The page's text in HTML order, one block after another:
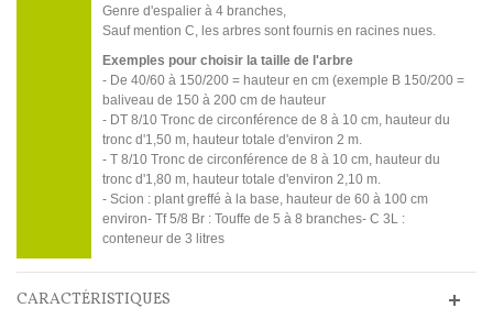
Genre d'espalier à 4 branches,
Sauf mention C, les arbres sont fournis en racines nues.
Exemples pour choisir la taille de l'arbre
- De 40/60 à 150/200 = hauteur en cm (exemple B 150/200 =
baliveau de 150 à 200 cm de hauteur
- DT 8/10 Tronc de circonférence de 8 à 10 cm, hauteur du
tronc d'1,50 m, hauteur totale d'environ 2 m.
- T 8/10 Tronc de circonférence de 8 à 10 cm, hauteur du
tronc d'1,80 m, hauteur totale d'environ 2,10 m.
- Scion : plant greffé à la base, hauteur de 60 à 100 cm
environ- Tf 5/8 Br : Touffe de 5 à 8 branches- C 3L :
conteneur de 3 litres
CARACTÉRISTIQUES